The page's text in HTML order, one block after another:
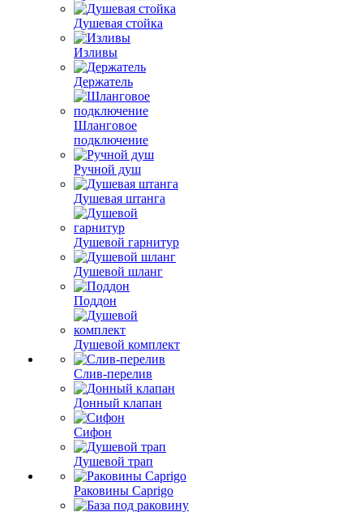
Душевая стойка
Изливы
Держатель
Шланговое
подключение
Ручной душ
Душевая штанга
Душевой гарнитур
Душевой шланг
Поддон
Душевой комплект
Слив-перелив
Донный клапан
Сифон
Душевой трап
Раковины Caprigo